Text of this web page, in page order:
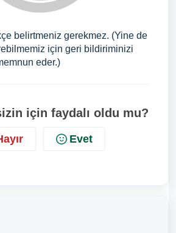
belirtmeniz gerekmez. (Yine de
için geri bildiriminizi
eder.)
için faydalı oldu mu?
Evet